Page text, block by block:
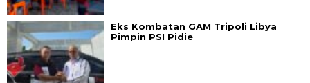
Eks Kombatan GAM Tripoli Libya
Pimpin PSI Pidie